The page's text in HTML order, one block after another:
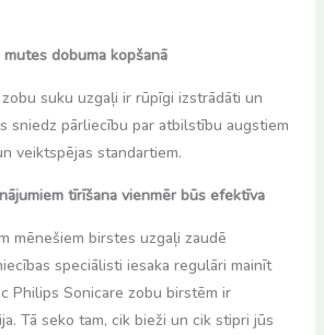
dobuma kopšanā
suku uzgaļi ir rūpīgi izstrādāti un
sniedz pārliecību par atbilstību augstiem
veiktspējas standartiem.
tīrīšana vienmēr būs efektīva
mēnešiem birstes uzgaļi zaudē
speciālisti iesaka regulāri mainīt
Philips Sonicare zobu birstēm ir
Tā seko tam, cik bieži un cik stipri jūs